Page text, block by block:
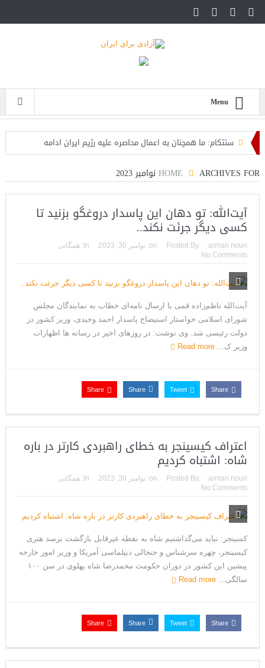
Menu
سنتکام: ما همچنان به اعمال محاصره علیه رژیم ایران ادامه
در راه است
حمله دوباره حوثی‌ها به عربستان؛ سپاه: هیچ توافقی را نهایی
نخواهیم کرد+تحلیل
ترامپ: سرمایه‌گذاران دریافته‌اند که آمریکا در حال پیروزی است
مذاکرات تنگه هرمز به نتیجه نرسید؛ سپاه جنگ را برگزید/بازگشت دو
ناو هواپیمابر
ونزوئلا؛ منتقدان ترامپ اذعان می‌کنند که حق با او بود وضعیت
دیپلمات حکومتی: ترامپ می‌خواهد یک بار برای همیشه نسخه ما را
بپیچد+تحلیل
بیایند
حمله احتمالی آمریکا چه شکلی خواهد بود؟ آماده‌باش کامل در
شمال غرب ایران
ترامپ: رهبری حکومت ایران فریبکار و دورویی عجیبی از خود نشان
می‌دهد
HOME ARCHIVES FOR نوامبر 2023
آیت‌‌الله: تو دهان این پاسدار دروغگو بزنید تا
کسی دیگر جرئت نکند..
Posted By: arman nouri
on: نوامبر 30, 2023 In:
همگانی
No Comments
آیت‌‌الله ناظم‌زاده قمی با ارسال نامه‌ای خطاب به نمایندگان مجلس
شورای اسلامی خواستار استیضاح پاسدار احمد وحیدی، وزیر کشور در
دولت رئیسی شد. وی نوشت: در روزهای اخیر در رسانه ها اظهارات
وزیر ک... Read more
Share
Tweet
Share
Share
اعتراف کیسینجر به خطای راهبردی کارتر در باره
شاه: اشتباه کردیم
Posted By: arman nouri
on: نوامبر 30, 2023 In:
همگانی
No Comments
کسینجر: نباید می‌گذاشتیم شاه به نقطه غیرقابل بازگشت برسد هنری
کیسینجر، چهره سرشناس و جنجالی دیپلماسی آمریکا و وزیر امور خارجه
پیشین این کشور در دوران حکومت محمدرضا شاه پهلوی در سن ۱۰۰
سالگی... Read more
Share
Tweet
Share
Share